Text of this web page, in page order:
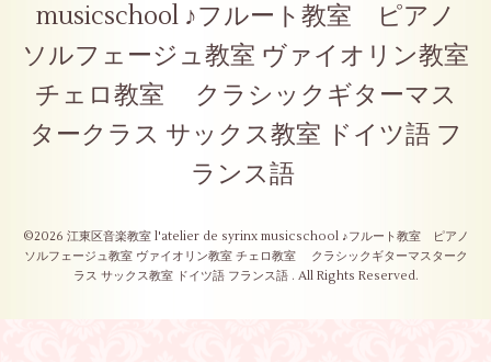
musicschool ♪フルート教室 ピアノ
ソルフェージュ教室 ヴァイオリン教室
チェロ教室 クラシックギターマス
タークラス サックス教室 ドイツ語 フ
ランス語
©2026 江東区音楽教室 l'atelier de syrinx musicschool ♪フルート教室 ピアノ
ソルフェージュ教室 ヴァイオリン教室 チェロ教室 クラシックギターマスターク
ラス サックス教室 ドイツ語 フランス語 . All Rights Reserved.